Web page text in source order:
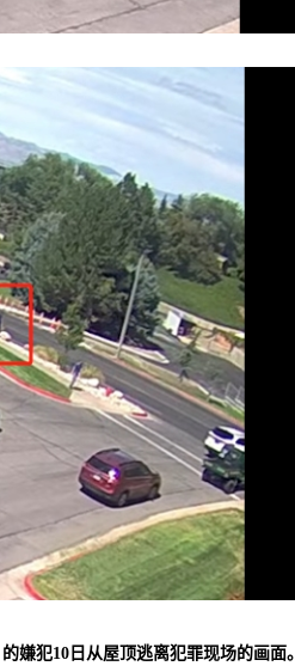
犯10日从屋顶逃离犯罪现场的画面。